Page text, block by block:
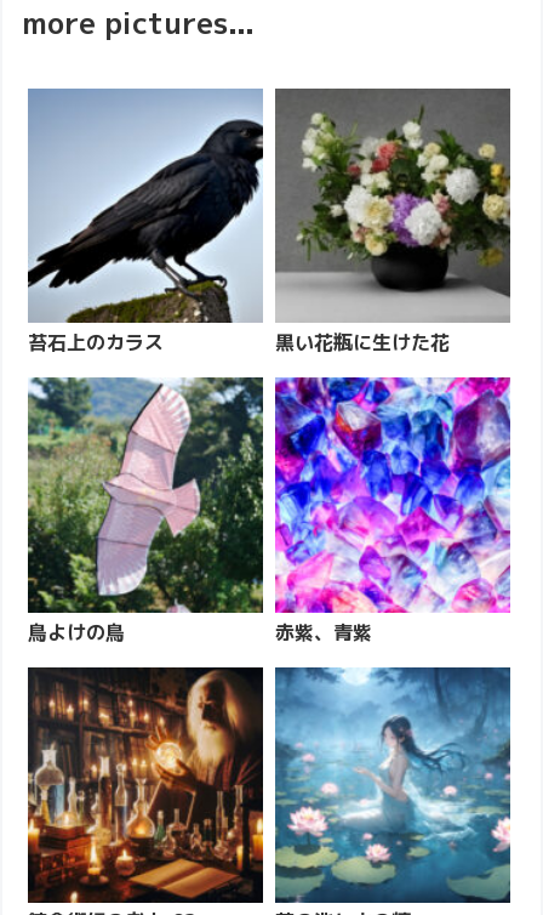
more pictures...
苔石上のカラス 黒い花瓶に生けた花
鳥よけの鳥 赤紫、青紫